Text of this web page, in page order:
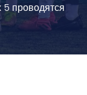
проводятся